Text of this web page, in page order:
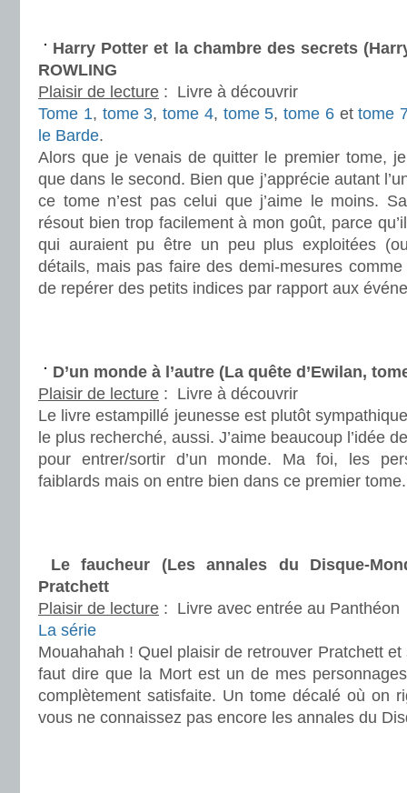
Harry Potter et la chambre des secrets
ROWLING
Plaisir de lecture : Livre à découvrir
Tome 1, tome 3,tome 4, tome 5,tome 6ettome
le Barde.
Alors que je venais de quitter le premier tome,
que dans le second. Bien que j’apprécie autant
ce tome n’est pas celui que j’aime le moins.
résout bien trop facilement à mon goût, parce
qui auraient pu être un peu plus exploitées
détails, mais pas faire des demi-mesures comme
de repérer des petits indices par rapport aux
D’un monde à l’autre (La quête d’Ewilan,
Plaisir de lecture : Livre à découvrir
Le livre estampillé jeunesse est plutôt
le plus recherché, aussi. J’aime beaucoup l’idée
pour entrer/sortir d’un monde. Ma foi, les
faiblards mais on entre bien dans ce premier tome.
Le faucheur (Les annales du Disque-
Pratchett
Plaisir de lecture : Livre avec entrée au Panthéon
La série
Mouahahah ! Quel plaisir de retrouver Pratchett
faut dire que la Mort est un de mes
complètement satisfaite. Un tome décalé où on
vous ne connaissez pas encore les annales du